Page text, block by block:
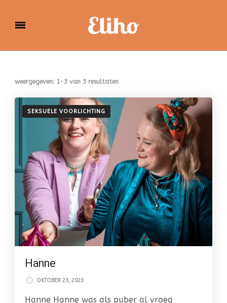
Eliho
weergegeven: 1-3 van 3 resultaten
SEKSUELE VOORLICHTING
Hanne
OKTOBER 23, 2023
Hanne Hanne was als puber al vroeg